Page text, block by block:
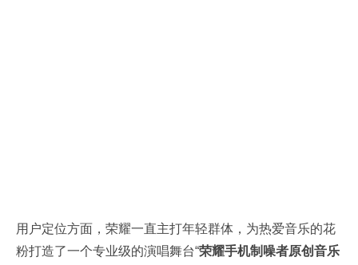
用户定位方面，荣耀一直主打年轻群体，为热爱音乐的花
粉打造了一个专业级的演唱舞台“荣耀手机制噪者原创音乐